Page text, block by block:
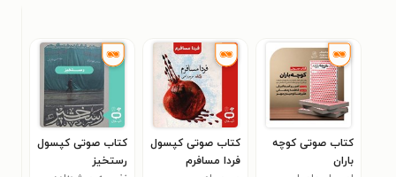
کتاب صوتی کوچه
باران
کتاب صوتی کپسول
فردا مسافرم
کتاب صوتی کپسول
رستخیز